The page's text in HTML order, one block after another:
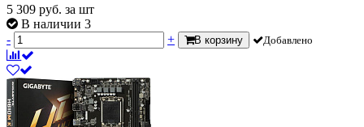
5 309 руб. за шт
В наличии 3
-
+ В корзину Добавлено